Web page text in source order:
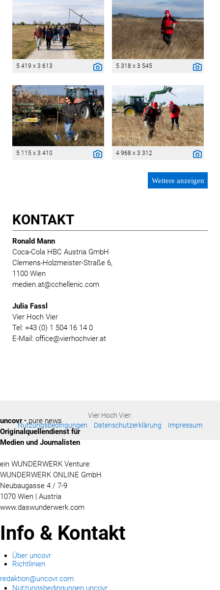
5 419 x 3 613 5 318 x 3 545
5 115 x 3 410 4 968 x 3 312
Weitere anzeigen
KONTAKT
Ronald Mann
Coca-Cola HBC Austria GmbH
Clemens-Holzmeister-Straße 6,
1100 Wien
medien.at@cchellenic.com
Julia Fassl
Vier Hoch Vier
Tel: +43 (0) 1 504 16 14 0
E-Mail: office@vierhochvier.at
Vier Hoch Vier:
Nutzungsbedingungen
Datenschutzerklärung Impressum
uncovr• pure news
Originalquellendienst für
Medien und Journalisten
ein WUNDERWERK Venture:
WUNDERWERK ONLINE GmbH
Neubaugasse 4 / 7-9
1070 Wien | Austria
www.daswunderwerk.com
Info & Kontakt
Über uncovr
Richtlinien
redaktion@uncovr.com
Nutzungsbedingungen uncovr